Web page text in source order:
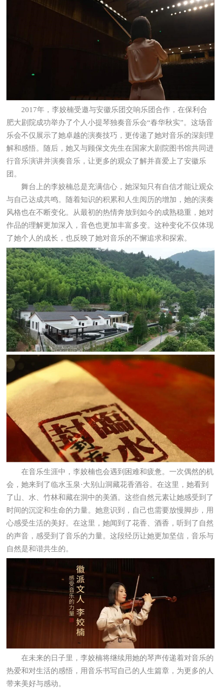
2017年，李姣楠受邀与安徽乐团交响乐团合作，在保利合
肥大剧院成功举办了个人小提琴独奏音乐会“春华秋实”。这场音
乐会不仅展示了她卓越的演奏技巧，更传递了她对音乐的深刻理
解和感悟。随后，她又与顾保文先生在国家大剧院图书馆共同进
行音乐演讲并演奏音乐，让更多的观众了解并喜爱上了安徽乐
团。
舞台上的李姣楠总是充满信心，她深知只有自信才能让观众
与自己达成共鸣。随着知识的积累和人生阅历的增加，她的演奏
风格也在不断变化。从最初的热情奔放到如今的成熟稳重，她对
作品的理解更加深入，音色也更加丰富多变。这种变化不仅体现
了她个人的成长，也反映了她对音乐的不懈追求和探索。
在音乐生涯中，李姣楠也会遇到困难和疲惫。一次偶然的机
会，她来到了临水玉泉·大别山洞藏花香酒谷。在这里，她看到
了山、水、竹林和藏在洞中的美酒。这些自然元素让她感受到了
时间的沉淀和生命的力量。她意识到，自己也需要放慢脚步，用
心感受生活的美好。在这里，她闻到了花香、酒香，听到了自然
的声音，感受到了音乐的力量。这段经历让她更加坚信，音乐与
自然是和谐共生的。
在未来的日子里，李姣楠将继续用她的琴声传递着对音乐的
热爱和对生活的感悟，用音乐书写自己的人生篇章，为更多的人
带来美好与感动。